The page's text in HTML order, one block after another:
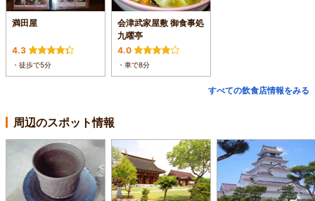
満田屋
4.3
・徒歩で5分
会津武家屋敷 御食事処
九曜亭
4.0
・車で8分
すべての飲食店情報をみる
周辺のスポット情報